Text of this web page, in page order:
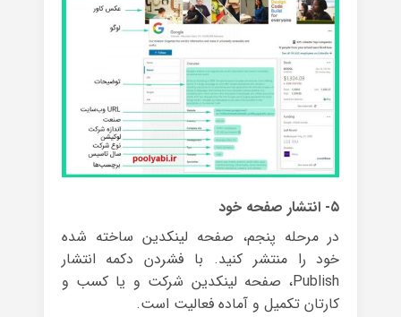
۵- انتشار صفحه خود
در مرحله پنجم، صفحه لینکدین ساخته شده
خود را منتشر کنید. با فشردن دکمه انتشار
Publish، صفحه لینکدین شرکت و یا کسب و
کارتان تکمیل و آماده فعالیت است.